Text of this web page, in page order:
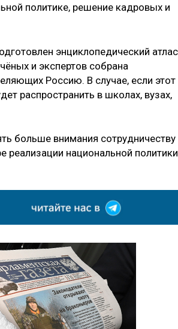
политике, решение кадровых и
энциклопедический атлас
и экспертов собрана
Россию. В случае, если этот
распространить в школах, вузах,
больше внимания сотрудничеству
реализации национальной